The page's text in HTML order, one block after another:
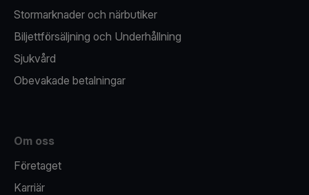
Stormarknader och närbutiker
Biljettförsäljning och Underhållning
Sjukvård
Obevakade betalningar
Om oss
Företaget
Karriär